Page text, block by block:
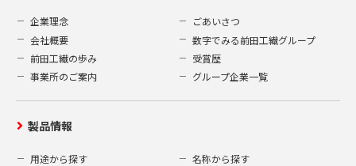
企業理念
ごあいさつ
会社概要
数字でみる前田工繊グループ
前田工繊の歩み
受賞歴
事業所のご案内
グループ企業一覧
製品情報
用途から探す
名称から探す